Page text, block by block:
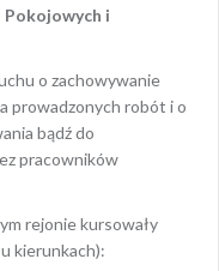
Pokojowych i
o zachowywanie
prowadzonych robót i o
bądź do
pracowników
rejonie kursowały
kierunkach):